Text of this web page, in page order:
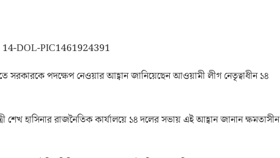
সরকারকে পদক্ষেপ নেওয়ার আহ্বান জানিয়েছেন আওয়ামী লীগ নেতৃত্বাধীন ১৪
শেখ হাসিনার রাজনৈতিক কার্যালয়ে ১৪ দলের সভায় এই আহ্বান জানান ক্ষমতাসীন